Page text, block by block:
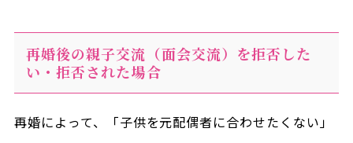
再婚後の親子交流（面会交流）を拒否した
い・拒否された場合
再婚によって、「子供を元配偶者に合わせたくない」